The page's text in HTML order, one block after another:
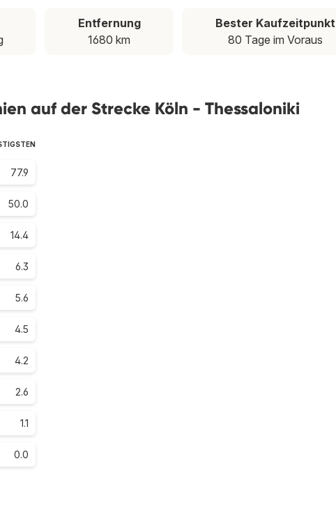
Entfernung
1680 km
Bester Kaufzeitpunkt
80 Tage im Voraus
auf der Strecke Köln - Thessaloniki
77.9
50.0
14.4
6.3
5.6
4.5
4.2
2.6
1.1
0.0